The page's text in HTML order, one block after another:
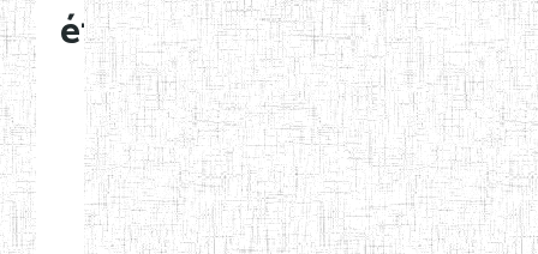
établissements
Etablissements
d'enseignement
normal